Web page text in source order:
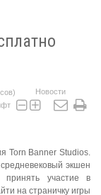
Новости
Torn Banner Studios.
экшен
участие в
на страничку игры